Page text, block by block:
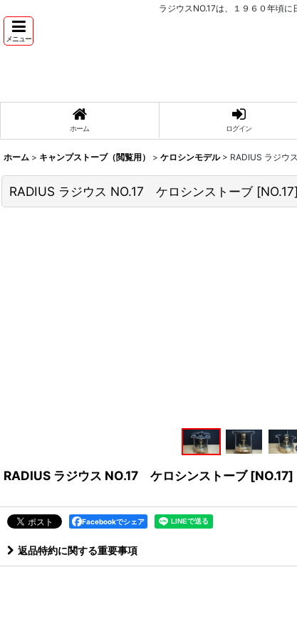
ラジウスNO.17は、１９６０年頃
メニュー
ホーム ログイン
ホーム > キャンプストーブ（閲覧用） > ケロシンモデル > RADIUS ラジウ
RADIUS ラジウス NO.17 ケロシンストーブ [NO.17]
RADIUS ラジウス NO.17 ケロシンストーブ [NO.17]
Facebookでシェア
返品特約に関する重要事項